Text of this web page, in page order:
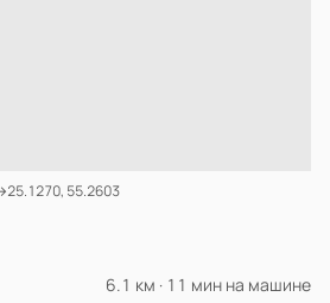
25.1270, 55.2603
6.1 км · 11 мин на машине